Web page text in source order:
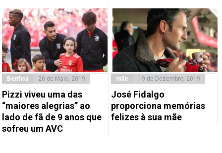
Benfica 20 de Maio, 2019
Pizzi viveu uma das
“maiores alegrias” ao
lado de fã de 9 anos que
sofreu um AVC
mãe 19 de Dezembro, 2019
José Fidalgo
proporciona memórias
felizes à sua mãe